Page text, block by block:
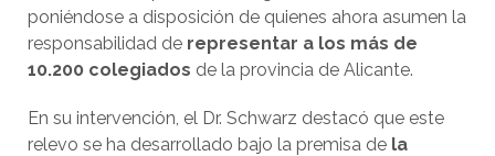
poniéndose a disposición de quienes ahora asumen la
responsabilidad de representar a los más de
10.200 colegiados de la provincia de Alicante.
En su intervención, el Dr. Schwarz destacó que este
relevo se ha desarrollado bajo la premisa de la